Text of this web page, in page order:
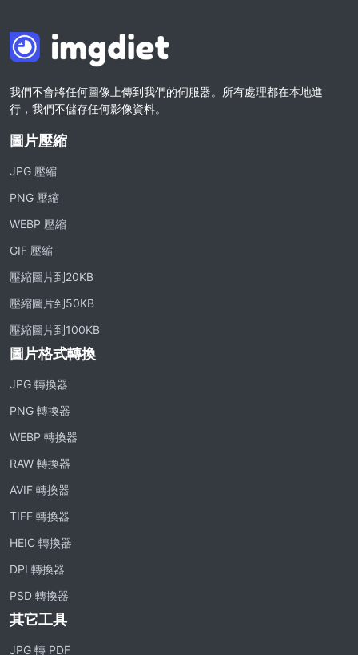
我們不會將任何圖像上傳到我們的伺服器。所有處理都在本地進
行，我們不儲存任何影像資料。
圖片壓縮
JPG 壓縮
PNG 壓縮
WEBP 壓縮
GIF 壓縮
壓縮圖片到20KB
壓縮圖片到50KB
壓縮圖片到100KB
圖片格式轉換
JPG 轉換器
PNG 轉換器
WEBP 轉換器
RAW 轉換器
AVIF 轉換器
TIFF 轉換器
HEIC 轉換器
DPI 轉換器
PSD 轉換器
其它工具
JPG 轉 PDF